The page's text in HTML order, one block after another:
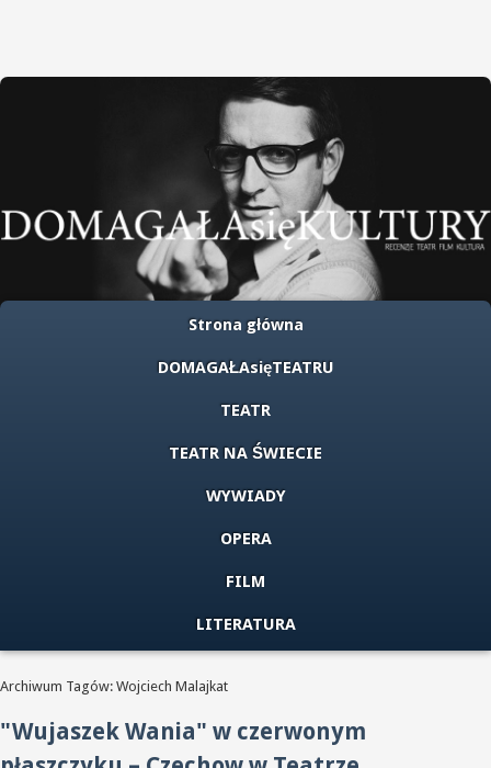
Strona główna
DOMAGAŁAsięTEATRU
TEATR
TEATR NA ŚWIECIE
WYWIADY
OPERA
FILM
LITERATURA
Archiwum Tagów: Wojciech Malajkat
"Wujaszek Wania" w czerwonym